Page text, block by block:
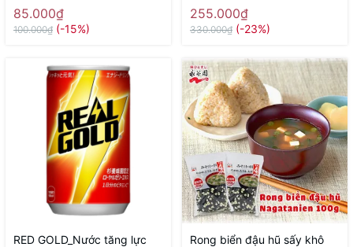
85.000₫
100.000₫ (-15%)
Nhật nội
255.000₫
330.000₫ (-23%)
RED GOLD_Nước tăng lực
Rong biển đậu hũ sấy khô